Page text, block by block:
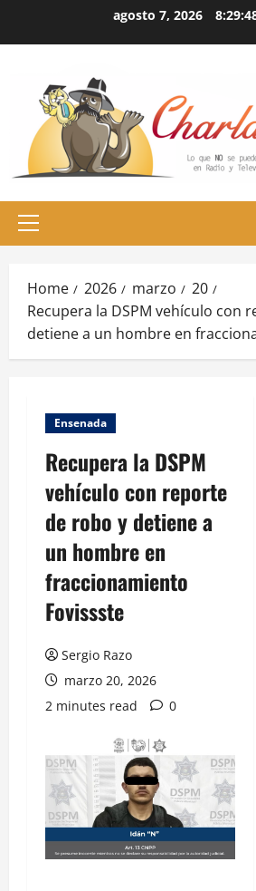
agosto 7, 2026
Primary
Home 2026 marzo
20
Recupera la DSPM vehículo con
detiene a un hombre en
Ensenada
Recupera la DSPM
vehículo con reporte
de robo y detiene a
un hombre en
fraccionamiento
Fovissste
Sergio Razo
marzo 20, 2026
2 minutes read
0